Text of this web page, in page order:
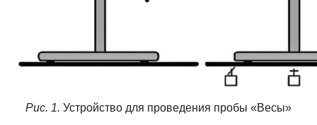
Рис. 1. Устройство для проведения пробы «Весы»